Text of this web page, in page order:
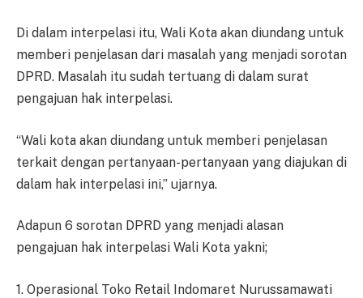
Di dalam interpelasi itu, Wali Kota akan diundang untuk
memberi penjelasan dari masalah yang menjadi sorotan
DPRD. Masalah itu sudah tertuang di dalam surat
pengajuan hak interpelasi.
“Wali kota akan diundang untuk memberi penjelasan
terkait dengan pertanyaan-pertanyaan yang diajukan di
dalam hak interpelasi ini,” ujarnya.
Adapun 6 sorotan DPRD yang menjadi alasan
pengajuan hak interpelasi Wali Kota yakni;
1. Operasional Toko Retail Indomaret Nurussamawati